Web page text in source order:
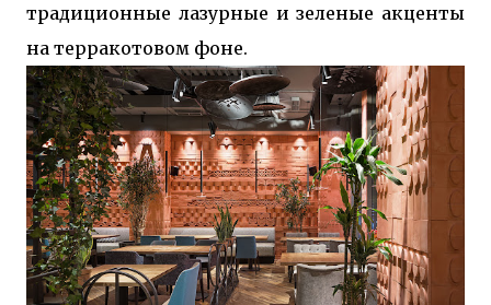
традиционные лазурные и зеленые акценты
на терракотовом фоне.